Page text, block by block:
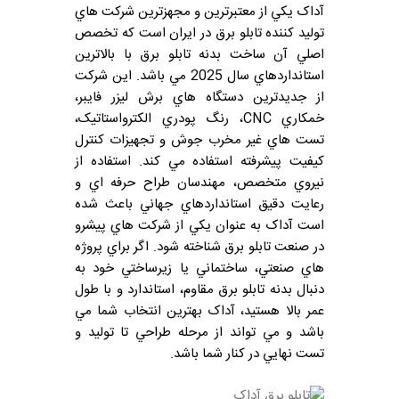
آداک يکي از معتبرترين و مجهزترين شرکت هاي
توليد کننده تابلو برق در ايران است که تخصص
اصلي آن ساخت بدنه تابلو برق با بالاترين
استانداردهاي سال 2025 مي باشد. اين شرکت
از جديدترين دستگاه هاي برش ليزر فايبر،
خمکاري CNC، رنگ پودري الکترواستاتيک،
تست هاي غير مخرب جوش و تجهيزات کنترل
کيفيت پيشرفته استفاده مي کند. استفاده از
نيروي متخصص، مهندسان طراح حرفه اي و
رعايت دقيق استانداردهاي جهاني باعث شده
است آداک به عنوان يکي از شرکت هاي پيشرو
در صنعت تابلو برق شناخته شود. اگر براي پروژه
هاي صنعتي، ساختماني يا زيرساختي خود به
دنبال بدنه تابلو برق مقاوم، استاندارد و با طول
عمر بالا هستيد، آداک بهترين انتخاب شما مي
باشد و مي تواند از مرحله طراحي تا توليد و
تست نهايي در کنار شما باشد.